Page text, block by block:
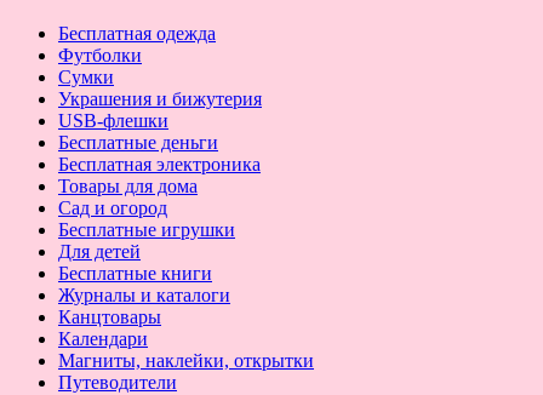
Бесплатная одежда
Футболки
Сумки
Украшения и бижутерия
USB-флешки
Бесплатные деньги
Бесплатная электроника
Товары для дома
Сад и огород
Бесплатные игрушки
Для детей
Бесплатные книги
Журналы и каталоги
Канцтовары
Календари
Магниты, наклейки, открытки
Путеводители